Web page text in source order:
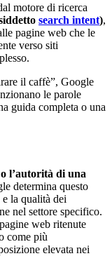
motore di ricerca
search intent),
pagine web che le
verso siti
il caffè”, Google
le parole
guida completa o una
l’autorità di una
determina questo
la qualità dei
nel settore specifico.
web ritenute
come più
elevata nei